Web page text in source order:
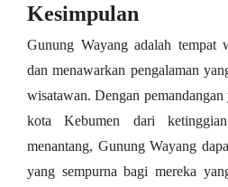
Kesimpulan
Gunung Wayang adalah tempat
dan menawarkan pengalaman
wisatawan. Dengan
kota Kebumen dari
menantang, Gunung Wayang
yang sempurna bagi mereka